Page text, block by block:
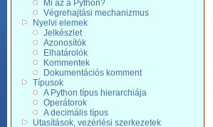
Mi az a Python?
Végrehajtási mechanizmus
Nyelvi elemek
Jelkészlet
Azonosítók
Elhatárolók
Kommentek
Dokumentációs komment
Típusok
A Python típus hierarchiája
Operátorok
A decimális típus
Utasítások, vezérlési szerkezetek